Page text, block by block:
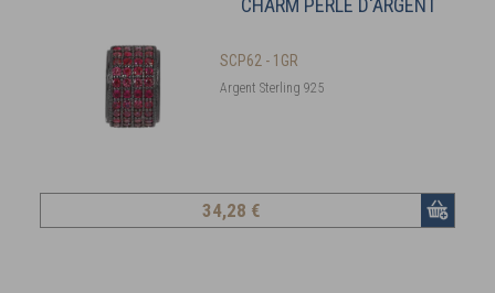
SCP62 - 1GR
Argent Sterling 925
34,28 €